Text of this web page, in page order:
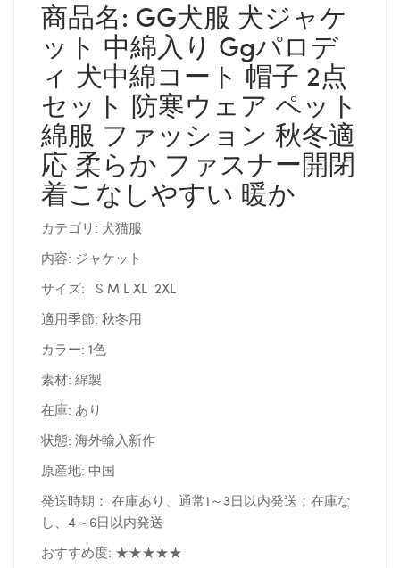
商品名: GG犬服 犬ジャケ
ット 中綿入り Ggパロデ
ィ 犬中綿コート 帽子 2点
セット 防寒ウェア ペット
綿服 ファッション 秋冬適
応 柔らか ファスナー開閉
着こなしやすい 暖か
カテゴリ: 犬猫服
内容: ジャケット
サイズ: S M L XL 2XL
適用季節: 秋冬用
カラー: 1色
素材: 綿製
在庫: あり
状態: 海外輸入新作
原産地: 中国
発送時期： 在庫あり、通常1～3日以内発送；在庫な
し、4～6日以内発送
おすすめ度: ★★★★★